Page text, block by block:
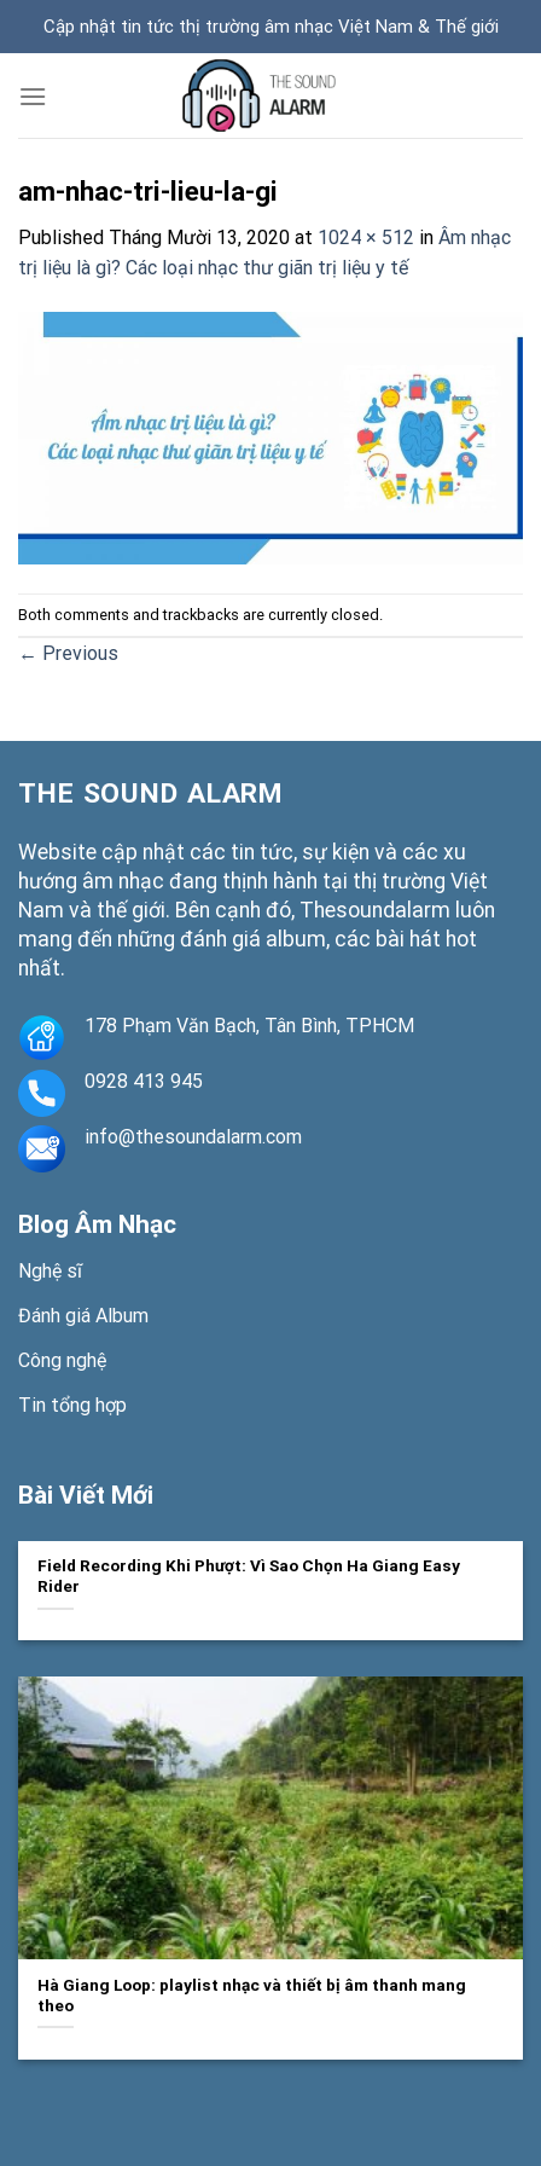
Cập nhật tin tức thị trường âm nhạc Việt Nam & Thế giới
am-nhac-tri-lieu-la-gi
Published Tháng Mười 13, 2020 at 1024 × 512 in Âm nhạc
trị liệu là gì? Các loại nhạc thư giãn trị liệu y tế
Both comments and trackbacks are currently closed.
← Previous
THE SOUND ALARM
Website cập nhật các tin tức, sự kiện và các xu
hướng âm nhạc đang thịnh hành tại thị trường Việt
Nam và thế giới. Bên cạnh đó, Thesoundalarm luôn
mang đến những đánh giá album, các bài hát hot
nhất.
178 Phạm Văn Bạch, Tân Bình, TPHCM
0928 413 945
info@thesoundalarm.com
Blog Âm Nhạc
Nghệ sĩ
Đánh giá Album
Công nghệ
Tin tổng hợp
Bài Viết Mới
Field Recording Khi Phượt: Vì Sao Chọn Ha Giang Easy
Rider
Hà Giang Loop: playlist nhạc và thiết bị âm thanh mang
theo